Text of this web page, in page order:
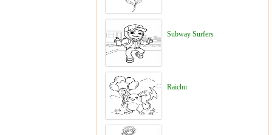
Subway Surfers
Raichu